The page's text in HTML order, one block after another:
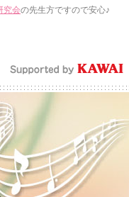
究会の先生方ですので安心♪